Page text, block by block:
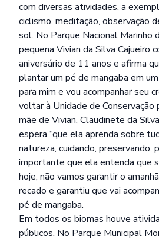
com diversas atividades, a
ciclismo, meditação, observação
sol. No Parque Nacional Marinho
pequena Vivian da Silva Cajueiro
aniversário de 11 anos e afirma
plantar um pé de mangaba em
para mim e vou acompanhar seu
voltar à Unidade de Conservação
mãe de Vivian, Claudinete da
espera “que ela aprenda sobre
natureza, cuidando, preservando,
importante que ela entenda que
hoje, não vamos garantir o
recado e garantiu que vai
pé de mangaba.
Em todos os biomas houve
públicos. No Parque Municipal